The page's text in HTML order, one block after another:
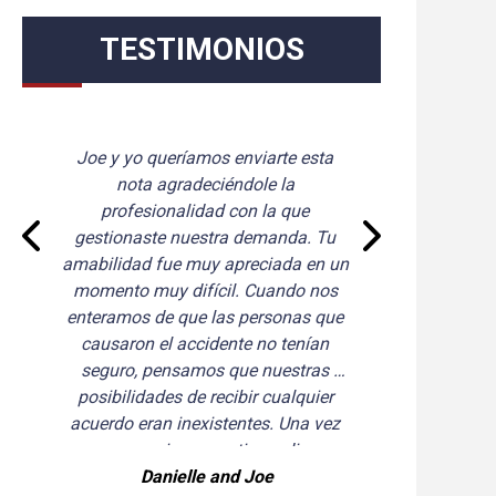
TESTIMONIOS
enviarte esta
la
la que
demanda. Tu
en un
Cuando nos
personas que
no tenían
que nuestras
cualquier
Una vez
y dieron a
Mi experiencia durante el
negociaciones fue
positiva. Josh Sandberg
demanda con la mayor
Respondió todas mis
telefónicas de manera
respondió todas mis preguntas.
hizo que las cosas fueran
estresantes. Recomendaría
encarecidamente a Josh y a
personal de Cellino Legal.